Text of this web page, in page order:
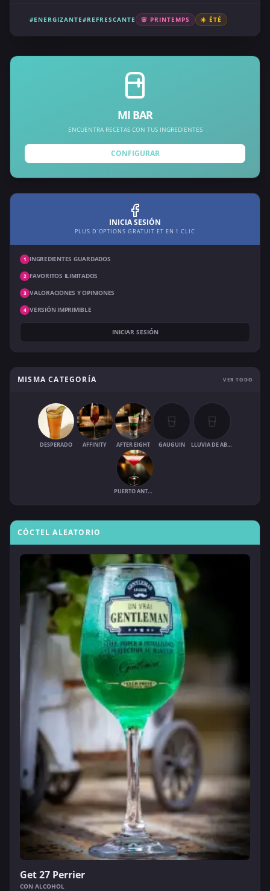
#ENERGIZANTE#REFRESCANTE 🌸 PRINTEMPS ☀️ ÉTÉ
MI BAR
ENCUENTRA RECETAS CON TUS INGREDIENTES
CONFIGURAR
INICIA SESIÓN
PLUS D'OPTIONS GRATUIT ET EN 1 CLIC
1 INGREDIENTES GUARDADOS
2 FAVORITOS ILIMITADOS
3 VALORACIONES Y OPINIONES
4 VERSIÓN IMPRIMIBLE
INICIAR SESIÓN
MISMA CATEGORÍA VER TODO
DESPERADO AFFINITY AFTER EIGHT GAUGUIN LLUVIA DE ABRIL
PUERTO ANTONIO
CÓCTEL ALEATORIO
Get 27 Perrier
CON ALCOHOL